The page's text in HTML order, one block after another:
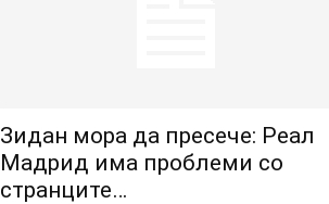
Зидан мора да пресече: Реал
Мадрид има проблеми со
странците…